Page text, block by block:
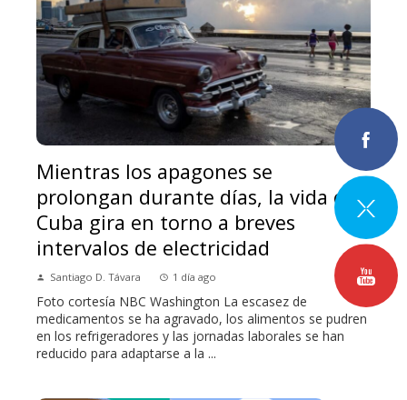
Mientras los apagones se
prolongan durante días, la vida en
Cuba gira en torno a breves
intervalos de electricidad
Santiago D. Távara 1 día ago
Foto cortesía NBC Washington La escasez de
medicamentos se ha agravado, los alimentos se pudren
en los refrigeradores y las jornadas laborales se han
reducido para adaptarse a la ...